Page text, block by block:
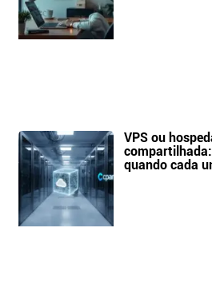
VPS ou
compartilhada:
quando cada